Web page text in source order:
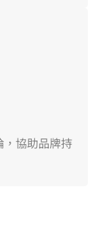
，協助品牌持